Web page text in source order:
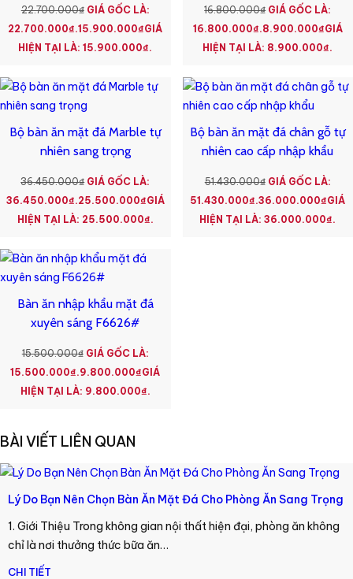
22.700.000₫ GIÁ GỐC LÀ:
22.700.000₫.15.900.000₫GIÁ
HIỆN TẠI LÀ: 15.900.000₫.
16.800.000₫ GIÁ GỐC LÀ:
16.800.000₫.8.900.000₫GIÁ
HIỆN TẠI LÀ: 8.900.000₫.
Bộ bàn ăn mặt đá Marble tự
nhiên sang trọng
36.450.000₫ GIÁ GỐC LÀ:
36.450.000₫.25.500.000₫GIÁ
HIỆN TẠI LÀ: 25.500.000₫.
Bộ bàn ăn mặt đá chân gỗ tự
nhiên cao cấp nhập khẩu
51.430.000₫ GIÁ GỐC LÀ:
51.430.000₫.36.000.000₫GIÁ
HIỆN TẠI LÀ: 36.000.000₫.
Bàn ăn nhập khẩu mặt đá
xuyên sáng F6626#
15.500.000₫ GIÁ GỐC LÀ:
15.500.000₫.9.800.000₫GIÁ
HIỆN TẠI LÀ: 9.800.000₫.
BÀI VIẾT LIÊN QUAN
Lý Do Bạn Nên Chọn Bàn Ăn Mặt Đá Cho Phòng Ăn Sang Trọng
1. Giới Thiệu Trong không gian nội thất hiện đại, phòng ăn không
chỉ là nơi thưởng thức bữa ăn…
CHI TIẾT